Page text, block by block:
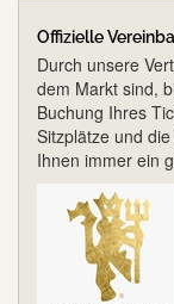
Offizielle
Durch unsere
dem Markt sind,
Buchung Ihres
Sitzplätze und
Ihnen immer ein